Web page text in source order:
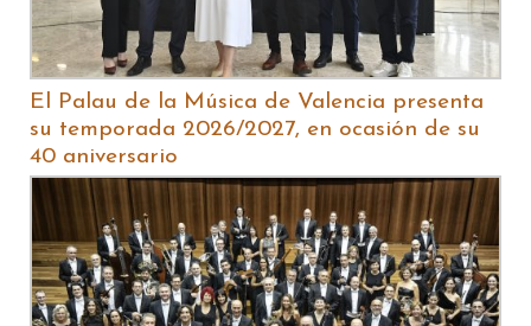
El Palau de la Música de Valencia presenta
su temporada 2026/2027, en ocasión de su
40 aniversario